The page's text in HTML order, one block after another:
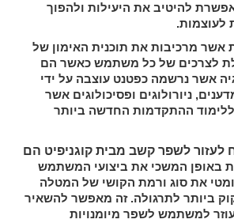
להיטיב את היעילות ולהפוך
לעוצמות.
אשר מרכיבות את תוכנית האימון של
לצרכים של כל משתמש כאשר הם
אשר נרשמה כפטנט עוצבה על ידי
ניורולוגים ופסיכולוגים אשר
ההתקדמות החדשה ביותר
לעזור לשפר קשב מבית קוגניפיט הם
באופן המשכי את ביצועי המשתמש
את סוג ורמת הקושי של המטלה
ביותר לתרגולה. זה מאפשר להשאיר
למשתמש לשפר מיומנויות